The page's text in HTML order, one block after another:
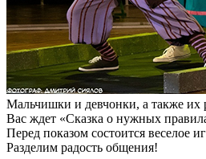
Мальчишки и девчонки, а также их
Вас ждет «Сказка о нужных
Перед показом состоится веселое
Разделим радость общения!